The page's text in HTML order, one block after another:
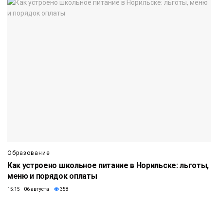
Образование
Как устроено школьное питание в Норильске: льготы,
меню и порядок оплаты
15:15 06 августа 358